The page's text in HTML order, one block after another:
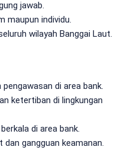
jawab.
maupun individu.
wilayah Banggai Laut.
di area bank.
ketertiban di lingkungan
di area bank.
gangguan keamanan.